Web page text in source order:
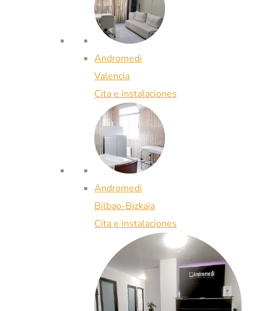
Andromedi
Valencia
Cita e instalaciones
Andromedi
Bilbao-Bizkaia
Cita e instalaciones